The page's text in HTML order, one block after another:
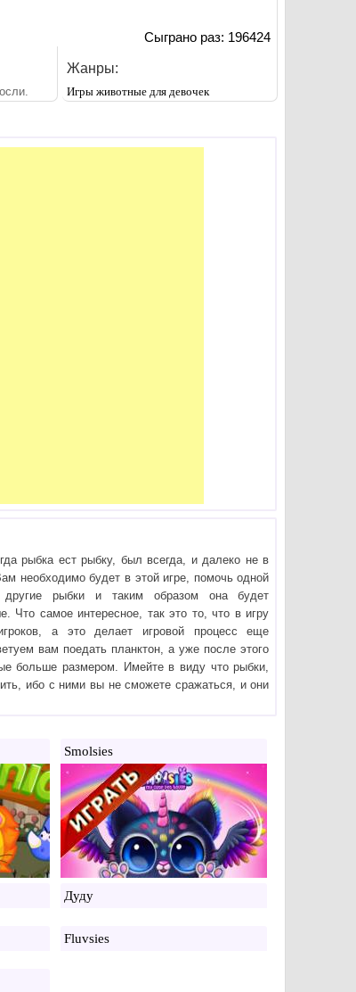
Сыграно раз: 196424
Жанры:
Игры животные для девочек
рыбка ест рыбку, был всегда, и далеко не в
необходимо будет в этой игре, помочь одной
другие рыбки и таким образом она будет
Что самое интересное, так это то, что в игру
а это делает игровой процесс еще
вам поедать планктон, а уже после этого
больше размером. Имейте в виду что рыбки,
ибо с ними вы не сможете сражаться, и они
Smolsies
Дуду
Fluvsies